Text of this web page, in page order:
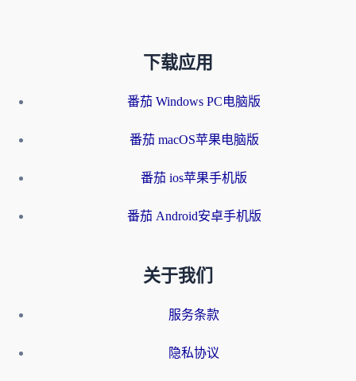
下载应用
番茄 Windows PC电脑版
番茄 macOS苹果电脑版
番茄 ios苹果手机版
番茄 Android安卓手机版
关于我们
服务条款
隐私协议